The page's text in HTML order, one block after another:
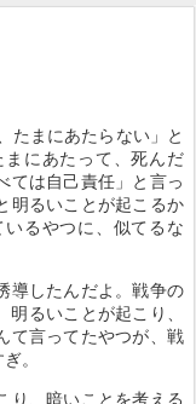
たまにあたらない」と
にあたって、死んだ
ては自己責任」と言っ
明るいことが起こるか
るやつに、似てるな
導したんだよ。戦争の
るいことが起こり、
て言ってたやつが、戦
。
り、暗いことを考える